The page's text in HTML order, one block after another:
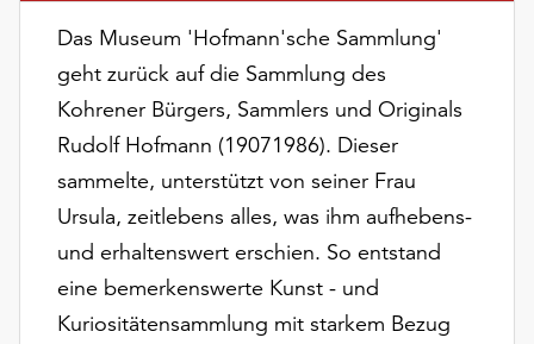
Seite
Schaltfläche
„Cookie-
Einstellungen“
Verfügung.
Funktionale
Cookies
werden
Das Museum 'Hofmann'sche Sammlung'
geht zurück auf die Sammlung des
Kohrener Bürgers, Sammlers und Originals
Rudolf Hofmann (19071986). Dieser
sammelte, unterstützt von seiner Frau
Ursula, zeitlebens alles, was ihm aufhebens-
und erhaltenswert erschien. So entstand
eine bemerkenswerte Kunst - und
Kuriositätensammlung mit starkem Bezug